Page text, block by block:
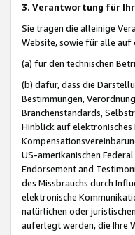
3. Verantwortung für
Sie tragen die alleinige
Website, sowie für alle auf
(a) für den technischen
(b) dafür, dass die
Bestimmungen,
Branchenstandards,
Hinblick auf
US-amerikanischen
Endorsement and
des Missbrauchs durch
elektronische
natürlichen oder
auferlegt werden, die Ihre